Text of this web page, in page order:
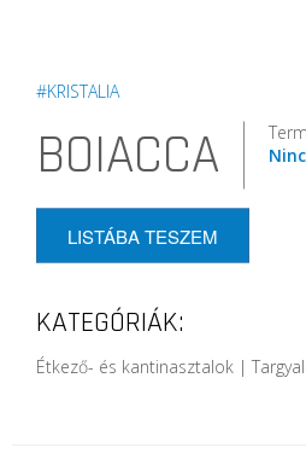
#KRISTALIA
BOIACCA
LISTÁBA TESZEM
KATEGÓRIÁK:
Étkező- és kantinasztalok |